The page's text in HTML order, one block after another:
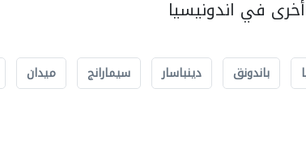
في اندونيسيا
باندونق دينباسار سيمارانج ميدان